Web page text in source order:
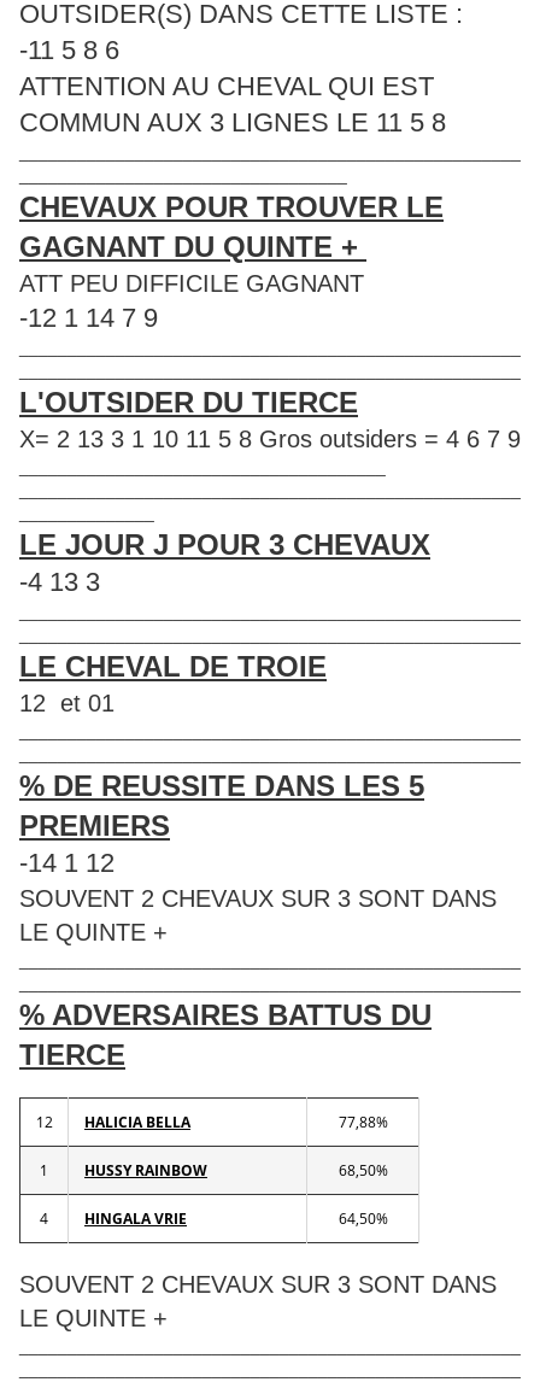
OUTSIDER(S) DANS CETTE LISTE :
-11 5 8 6
ATTENTION AU CHEVAL QUI EST
COMMUN AUX 3 LIGNES LE 11 5 8
CHEVAUX POUR TROUVER LE
GAGNANT DU QUINTE +
ATT PEU DIFFICILE GAGNANT
-12 1 14 7 9
L'OUTSIDER DU TIERCE
X= 2 13 3 1 10 11 5 8 Gros outsiders = 4 6 7 9
LE JOUR J POUR 3 CHEVAUX
-4 13 3
LE CHEVAL DE TROIE
12 et 01
% DE REUSSITE DANS LES 5
PREMIERS
-14 1 12
SOUVENT 2 CHEVAUX SUR 3 SONT DANS
LE QUINTE +
% ADVERSAIRES BATTUS DU
TIERCE
12 HALICIA BELLA 77,88%
1 HUSSY RAINBOW 68,50%
4 HINGALA VRIE 64,50%
SOUVENT 2 CHEVAUX SUR 3 SONT DANS
LE QUINTE +